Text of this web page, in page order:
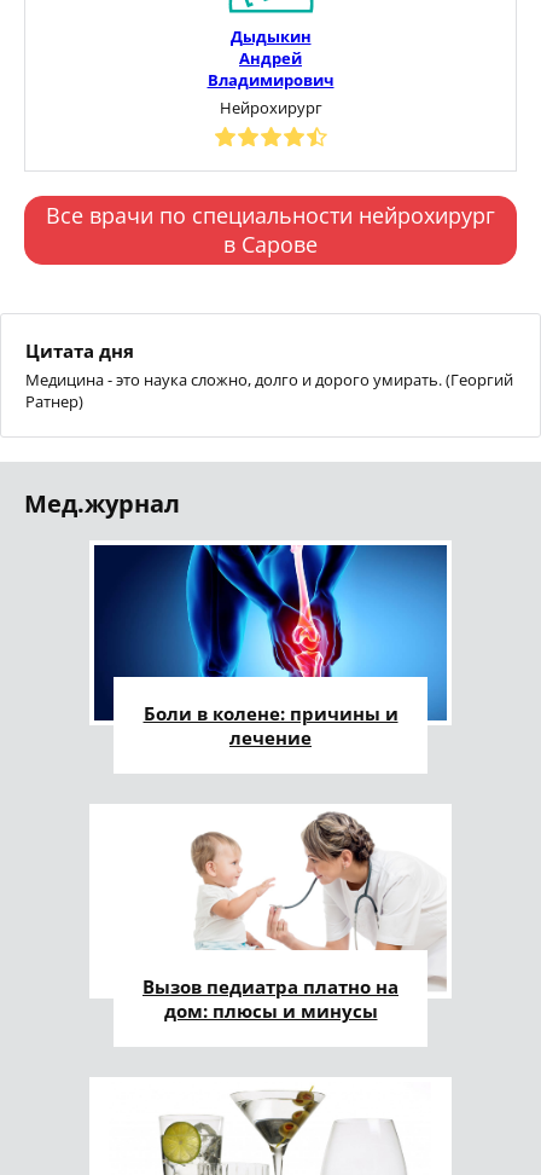
Дыдыкин
Андрей
Владимирович
Нейрохирург
Все врачи по специальности нейрохирург
в Сарове
Цитата дня
Медицина - это наука сложно, долго и дорого умирать. (Георгий
Ратнер)
Мед.журнал
Боли в колене: причины и
лечение
Вызов педиатра платно на
дом: плюсы и минусы